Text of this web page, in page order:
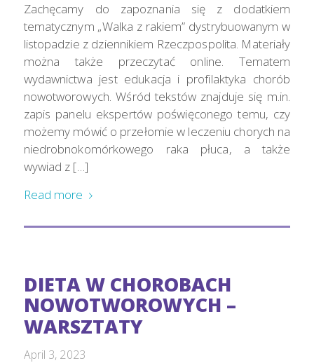
Zachęcamy do zapoznania się z dodatkiem
tematycznym „Walka z rakiem” dystrybuowanym w
listopadzie z dziennikiem Rzeczpospolita. Materiały
można także przeczytać online. Tematem
wydawnictwa jest edukacja i profilaktyka chorób
nowotworowych. Wśród tekstów znajduje się m.in.
zapis panelu ekspertów poświęconego temu, czy
możemy mówić o przełomie w leczeniu chorych na
niedrobnokomórkowego raka płuca, a także
wywiad z […]
Read more
DIETA W CHOROBACH
NOWOTWOROWYCH –
WARSZTATY
April 3, 2023